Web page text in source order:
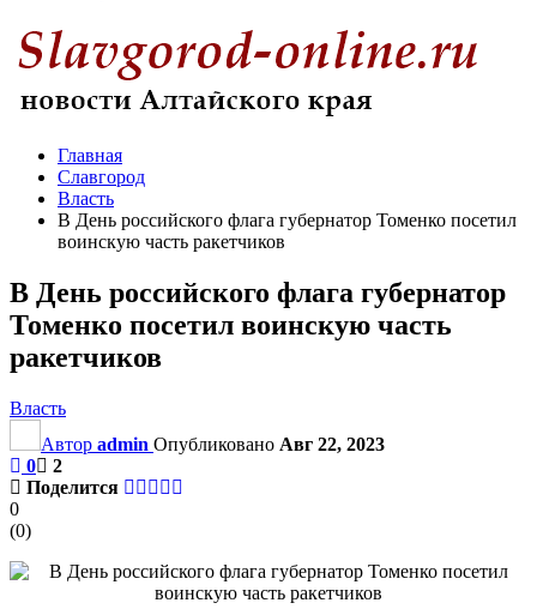
Главная
Славгород
Власть
В День российского флага губернатор Томенко посетил
воинскую часть ракетчиков
В День российского флага губернатор
Томенко посетил воинскую часть
ракетчиков
Власть
Автор admin Опубликовано Авг 22, 2023
0
2
Поделится
0
(0)